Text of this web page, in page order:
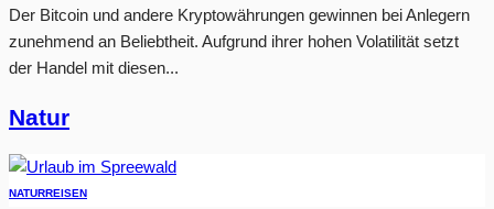
Der Bitcoin und andere Kryptowährungen gewinnen bei Anlegern
zunehmend an Beliebtheit. Aufgrund ihrer hohen Volatilität setzt
der Handel mit diesen...
Natur
NATURREISEN